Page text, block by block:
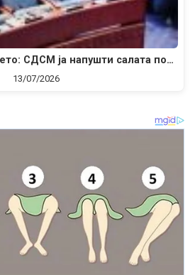
СДСМ ја напушти салата по…
13/07/2026